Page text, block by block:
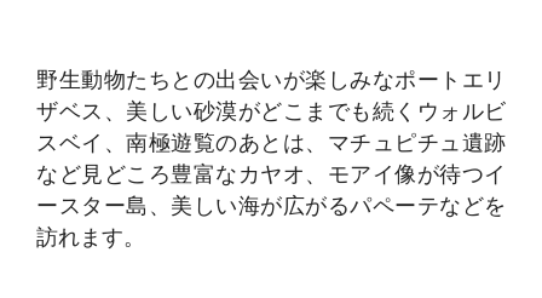
野生動物たちとの出会いが楽しみなポートエリ
ザベス、美しい砂漠がどこまでも続くウォルビ
スベイ、南極遊覧のあとは、マチュピチュ遺跡
など見どころ豊富なカヤオ、モアイ像が待つイ
ースター島、美しい海が広がるパペーテなどを
訪れます。